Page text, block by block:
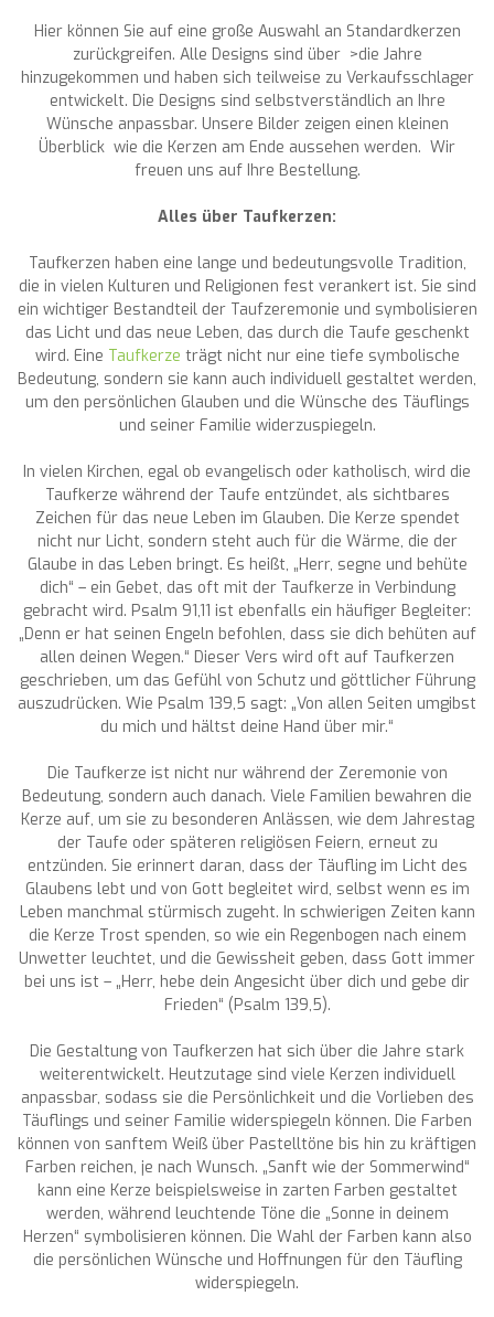
Hier können Sie auf eine große Auswahl an Standardkerzen
zurückgreifen. Alle Designs sind über >die Jahre
hinzugekommen und haben sich teilweise zu Verkaufsschlager
entwickelt. Die Designs sind selbstverständlich an Ihre
Wünsche anpassbar. Unsere Bilder zeigen einen kleinen
Überblick wie die Kerzen am Ende aussehen werden. Wir
freuen uns auf Ihre Bestellung.
Alles über Taufkerzen:
Taufkerzen haben eine lange und bedeutungsvolle Tradition,
die in vielen Kulturen und Religionen fest verankert ist. Sie sind
ein wichtiger Bestandteil der Taufzeremonie und symbolisieren
das Licht und das neue Leben, das durch die Taufe geschenkt
wird. Eine Taufkerze trägt nicht nur eine tiefe symbolische
Bedeutung, sondern sie kann auch individuell gestaltet werden,
um den persönlichen Glauben und die Wünsche des Täuflings
und seiner Familie widerzuspiegeln.
In vielen Kirchen, egal ob evangelisch oder katholisch, wird die
Taufkerze während der Taufe entzündet, als sichtbares
Zeichen für das neue Leben im Glauben. Die Kerze spendet
nicht nur Licht, sondern steht auch für die Wärme, die der
Glaube in das Leben bringt. Es heißt, „Herr, segne und behüte
dich“ – ein Gebet, das oft mit der Taufkerze in Verbindung
gebracht wird. Psalm 91,11 ist ebenfalls ein häufiger Begleiter:
„Denn er hat seinen Engeln befohlen, dass sie dich behüten auf
allen deinen Wegen.“ Dieser Vers wird oft auf Taufkerzen
geschrieben, um das Gefühl von Schutz und göttlicher Führung
auszudrücken. Wie Psalm 139,5 sagt: „Von allen Seiten umgibst
du mich und hältst deine Hand über mir.“
Die Taufkerze ist nicht nur während der Zeremonie von
Bedeutung, sondern auch danach. Viele Familien bewahren die
Kerze auf, um sie zu besonderen Anlässen, wie dem Jahrestag
der Taufe oder späteren religiösen Feiern, erneut zu
entzünden. Sie erinnert daran, dass der Täufling im Licht des
Glaubens lebt und von Gott begleitet wird, selbst wenn es im
Leben manchmal stürmisch zugeht. In schwierigen Zeiten kann
die Kerze Trost spenden, so wie ein Regenbogen nach einem
Unwetter leuchtet, und die Gewissheit geben, dass Gott immer
bei uns ist – „Herr, hebe dein Angesicht über dich und gebe dir
Frieden“ (Psalm 139,5).
Die Gestaltung von Taufkerzen hat sich über die Jahre stark
weiterentwickelt. Heutzutage sind viele Kerzen individuell
anpassbar, sodass sie die Persönlichkeit und die Vorlieben des
Täuflings und seiner Familie widerspiegeln können. Die Farben
können von sanftem Weiß über Pastelltöne bis hin zu kräftigen
Farben reichen, je nach Wunsch. „Sanft wie der Sommerwind“
kann eine Kerze beispielsweise in zarten Farben gestaltet
werden, während leuchtende Töne die „Sonne in deinem
Herzen“ symbolisieren können. Die Wahl der Farben kann also
die persönlichen Wünsche und Hoffnungen für den Täufling
widerspiegeln.